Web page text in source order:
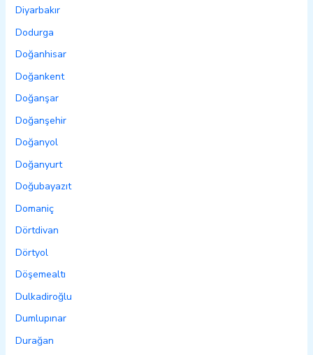
Diyarbakır
Dodurga
Doğanhisar
Doğankent
Doğanşar
Doğanşehir
Doğanyol
Doğanyurt
Doğubayazıt
Domaniç
Dörtdivan
Dörtyol
Döşemealtı
Dulkadiroğlu
Dumlupınar
Durağan